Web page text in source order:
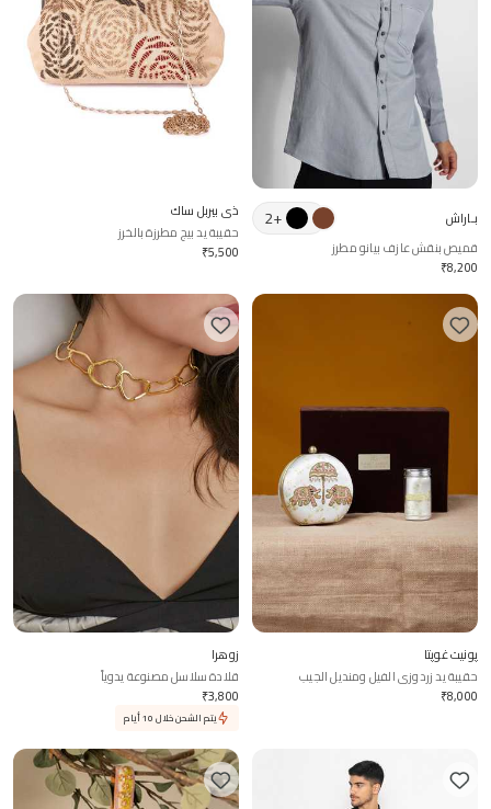
بـاراش +
2
قميص بنقش عازف بيانو مطرز
₹8,200
ذي بيربل ساك
حقيبة يد بيج مطرزة بالخرز
₹5,500
پونيت غوپتا
حقيبة يد زردوزي الفيل ومنديل الجيب
₹8,000
زوهرا
قلادة سلاسل مصنوعة يدوياً
₹3,800
يتم الشحن خلال 10 أيام